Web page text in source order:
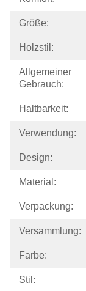
Größe:
Holzstil:
Allgemeiner
Gebrauch:
Haltbarkeit:
Verwendung:
Design:
Material:
Verpackung:
Versammlung:
Farbe:
Stil: